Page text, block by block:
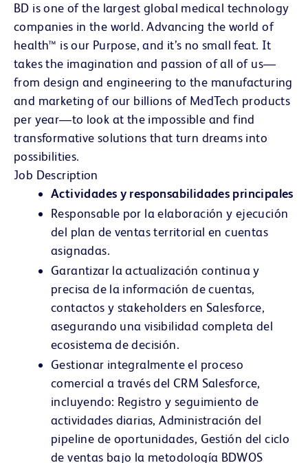
BD is one of the largest global medical technology
companies in the world. Advancing the world of
health™ is our Purpose, and it’s no small feat. It
takes the imagination and passion of all of us—
from design and engineering to the manufacturing
and marketing of our billions of MedTech products
per year—to look at the impossible and find
transformative solutions that turn dreams into
possibilities.
Job Description
Actividades y responsabilidades principales
Responsable por la elaboración y ejecución
del plan de ventas territorial en cuentas
asignadas.
Garantizar la actualización continua y
precisa de la información de cuentas,
contactos y stakeholders en Salesforce,
asegurando una visibilidad completa del
ecosistema de decisión.
Gestionar integralmente el proceso
comercial a través del CRM Salesforce,
incluyendo: Registro y seguimiento de
actividades diarias, Administración del
pipeline de oportunidades, Gestión del ciclo
de ventas bajo la metodología BDWOS